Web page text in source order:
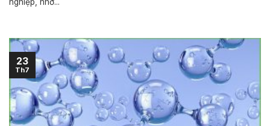
nghiệp, nhờ...
23
Th7